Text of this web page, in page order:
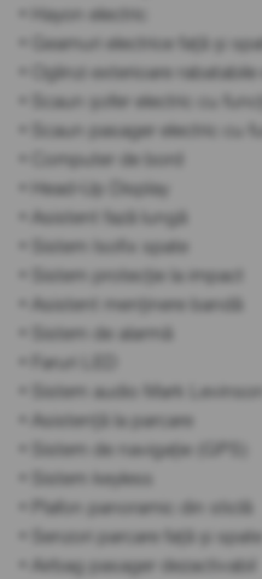
• Hayon electric
• Geamuri electrice față și
• Oglinzi exterioare rabatabile
• Scaun șofer electric cu
• Scaun pasager electric cu
• Computer de bord
• Head-Up Display
• Asistent fază lungă
• Sistem Isofix spate
• Sistem protecție la impact
• Asistent menținere bandă
• Sistem de alarmă
• Faruri LED
• Sistem audio Mark Levinson
• Asistență la parcare
• Sistem de navigație (GPS)
• Sistem keyless
• Plafon panoramic din sticlă
• Senzori parcare față și spate
• Airbag pasager dezactivabil